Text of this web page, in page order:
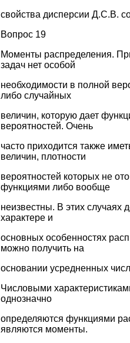
свойства дисперсии Д.С.В.
Вопрос 19
Моменты распределения.
задач нет особой
необходимости в полной
либо случайных
величин, которую дает
вероятностей. Очень
часто приходится также
величин, плотности
вероятностей которых не
функциями либо вообще
неизвестны. В этих случаях
характере и
основных особенностях
можно получить на
основании усредненных
Числовыми
однозначно
определяются функциями
являются моменты.